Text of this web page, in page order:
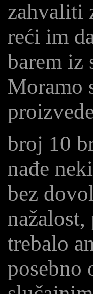
zahvaliti
reći im
barem iz
Moramo
broj 10
nađe
bez
trebalo
posebno